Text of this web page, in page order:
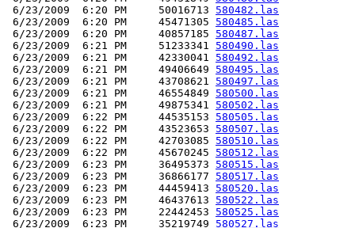
6/23/2009  6:20 PM     50016713 580482.las
6/23/2009  6:20 PM     45471305 580485.las
6/23/2009  6:20 PM     40857185 580487.las
6/23/2009  6:21 PM     51233341 580490.las
6/23/2009  6:21 PM     42330041 580492.las
6/23/2009  6:21 PM     49406649 580495.las
6/23/2009  6:21 PM     43708621 580497.las
6/23/2009  6:21 PM     46554849 580500.las
6/23/2009  6:21 PM     49875341 580502.las
6/23/2009  6:22 PM     44535153 580505.las
6/23/2009  6:22 PM     43523653 580507.las
6/23/2009  6:22 PM     42703085 580510.las
6/23/2009  6:22 PM     45670245 580512.las
6/23/2009  6:23 PM     36495373 580515.las
6/23/2009  6:23 PM     36866177 580517.las
6/23/2009  6:23 PM     44459413 580520.las
6/23/2009  6:23 PM     46437613 580522.las
6/23/2009  6:23 PM     22442453 580525.las
6/23/2009  6:23 PM     35219749 580527.las